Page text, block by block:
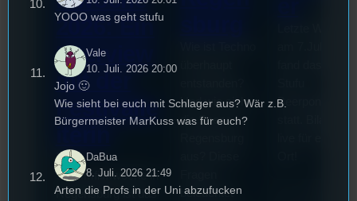
2026: Ein
Interview
mit der
Festivalle
iterin
Die
Stummfilmwoche in
Regensburg ist das
Und wie sieht
die Szene in
beleuchtet
YOOO was geht stufu
Vale
10. Juli. 2026 20:00
Jojo 🙂
Wie sieht bei euch mit Schlager aus? Wär z.B.
Bürgermeister MarKuss was für euch?
DaBua
8. Juli. 2026 21:49
Arten die Profs in der Uni abzufucken